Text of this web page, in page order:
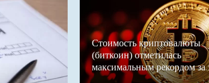
Стоимость криптовалюты
(биткоин) отметилась
максимальным рекордом за